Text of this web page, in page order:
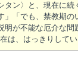
タン〉と、現在に
」「でも、禁教期
明が不能な厄介な
は、はっきりしてい